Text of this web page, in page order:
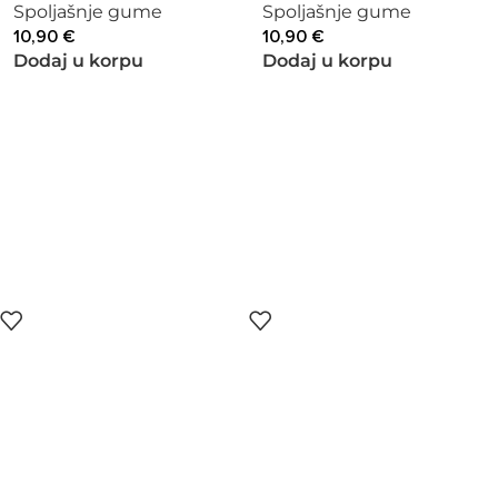
Spoljašnje gume
10,90 €
Dodaj u korpu
Spoljašnje gume
10,90 €
Dodaj u korpu